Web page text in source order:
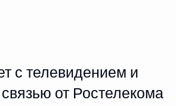
с телевидением и
от Ростелекома